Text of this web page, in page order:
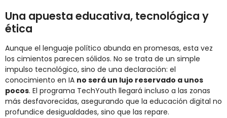
Una apuesta educativa, tecnológica y
ética
Aunque el lenguaje político abunda en promesas, esta vez
los cimientos parecen sólidos. No se trata de un simple
impulso tecnológico, sino de una declaración: el
conocimiento en IA no será un lujo reservado a unos
pocos. El programa TechYouth llegará incluso a las zonas
más desfavorecidas, asegurando que la educación digital no
profundice desigualdades, sino que las repare.